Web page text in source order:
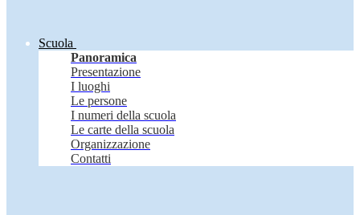
Scuola
Panoramica
Presentazione
I luoghi
Le persone
I numeri della scuola
Le carte della scuola
Organizzazione
Contatti